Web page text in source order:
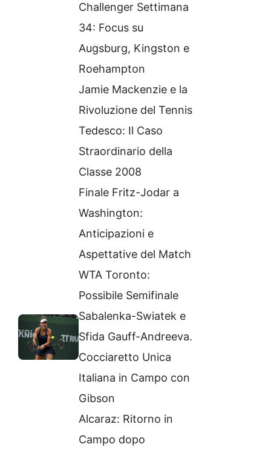
Challenger Settimana
34: Focus su
Augsburg, Kingston e
Roehampton
Jamie Mackenzie e la
Rivoluzione del Tennis
Tedesco: Il Caso
Straordinario della
Classe 2008
Finale Fritz-Jodar a
Washington:
Anticipazioni e
Aspettative del Match
WTA Toronto:
Possibile Semifinale
Sabalenka-Swiatek e
Sfida Gauff-Andreeva.
Cocciaretto Unica
Italiana in Campo con
Gibson
Alcaraz: Ritorno in
Campo dopo